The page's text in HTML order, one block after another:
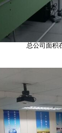
总公司面积